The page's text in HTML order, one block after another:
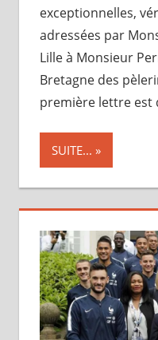
exceptionnelles,
adressées par
Lille à Monsieur
Bretagne des
première lettre est
SUITE...